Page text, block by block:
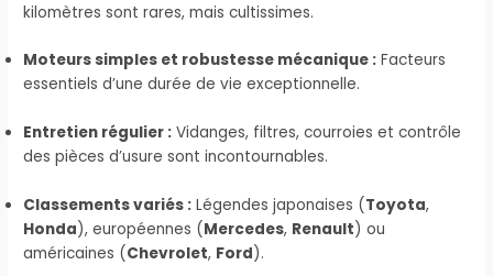
kilomètres sont rares, mais cultissimes.
Moteurs simples et robustesse mécanique : Facteurs
essentiels d’une durée de vie exceptionnelle.
Entretien régulier : Vidanges, filtres, courroies et contrôle
des pièces d’usure sont incontournables.
Classements variés : Légendes japonaises (Toyota,
Honda), européennes (Mercedes, Renault) ou
américaines (Chevrolet, Ford).